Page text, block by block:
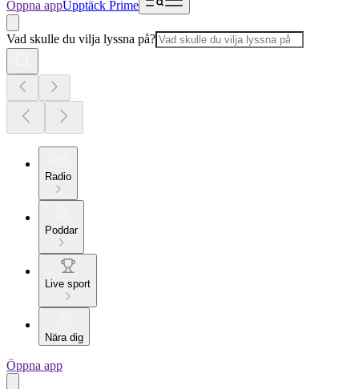
Öppna appUpptäck Prime
Vad skulle du vilja lyssna på?
Radio
Poddar
Live sport
Nära dig
Öppna app